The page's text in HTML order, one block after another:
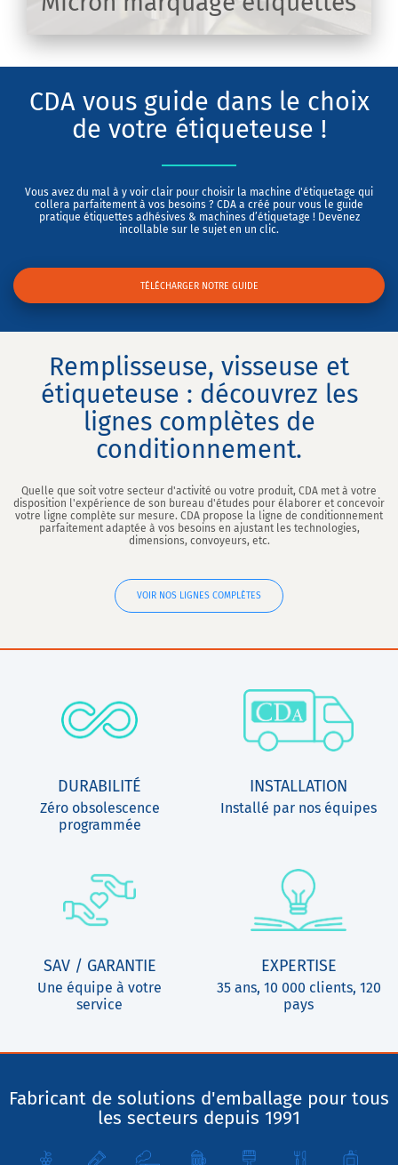
CDA vous guide dans le choix
de votre étiqueteuse !
Vous avez du mal à y voir clair pour choisir la machine d'étiquetage qui
collera parfaitement à vos besoins ? CDA a créé pour vous le guide
pratique étiquettes adhésives & machines d’étiquetage ! Devenez
incollable sur le sujet en un clic.
TÉLÉCHARGER NOTRE GUIDE
Remplisseuse, visseuse et
étiqueteuse : découvrez les
lignes complètes de
conditionnement.
Quelle que soit votre secteur d'activité ou votre produit, CDA met à votre
disposition l'expérience de son bureau d'études pour élaborer et concevoir
votre ligne complète sur mesure. CDA propose la ligne de conditionnement
parfaitement adaptée à vos besoins en ajustant les technologies,
dimensions, convoyeurs, etc.
VOIR NOS LIGNES COMPLÈTES
DURABILITÉ
Zéro obsolescence
programmée
INSTALLATION
Installé par nos équipes
SAV / GARANTIE
Une équipe à votre
service
EXPERTISE
35 ans, 10 000 clients, 120
pays
Fabricant de solutions d'emballage pour tous
les secteurs depuis 1991